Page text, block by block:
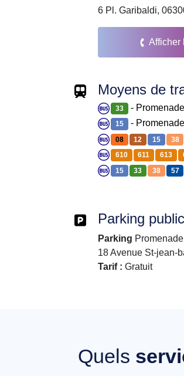
6 Pl. Garibaldi,
Afficher
Moyens de
33 -
15 -
08 12 15 38
610 611 613
15 33 38 57
Parking public
Parking
18 Avenue St-jean-
Tarif : Gratuit
Quels